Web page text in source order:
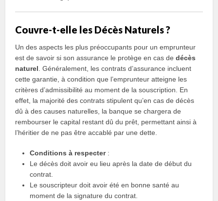
Couvre-t-elle les Décès Naturels ?
Un des aspects les plus préoccupants pour un emprunteur
est de savoir si son assurance le protège en cas dedécès
naturel . Généralement, les contrats d’assurance incluent
cette garantie, à condition que l’emprunteur atteigne les
critères d’admissibilité au moment de la souscription. En
effet, la majorité des contrats stipulent qu’en cas de décès
dû à des causes naturelles, la banque se chargera de
rembourser le capital restant dû du prêt, permettant ainsi à
l’héritier de ne pas être accablé par une dette.
Conditions à respecter:
Le décès doit avoir eu lieu après la date de début du
contrat.
Le souscripteur doit avoir été en bonne santé au
moment de la signature du contrat.